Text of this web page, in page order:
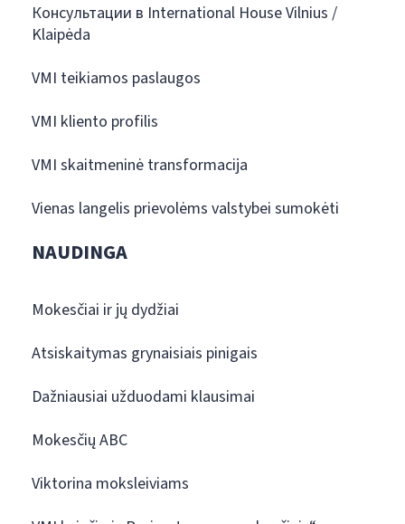
Консультации в International House Vilnius /
Klaipėda
VMI teikiamos paslaugos
VMI kliento profilis
VMI skaitmeninė transformacija
Vienas langelis prievolėms valstybei sumokėti
NAUDINGA
Mokesčiai ir jų dydžiai
Atsiskaitymas grynaisiais pinigais
Dažniausiai užduodami klausimai
Mokesčių ABC
Viktorina moksleiviams